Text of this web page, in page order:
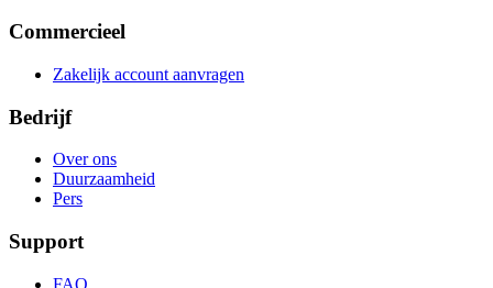
Commercieel
Zakelijk account aanvragen
Bedrijf
Over ons
Duurzaamheid
Pers
Support
FAQ